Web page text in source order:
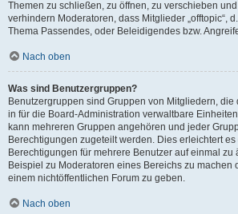
Themen zu schließen, zu öffnen, zu verschieben
verhindern Moderatoren, dass Mitglieder „offtopic“,
Thema Passendes, oder Beleidigendes bzw.
Nach oben
Was sind Benutzergruppen?
Benutzergruppen sind Gruppen von Mitgliedern,
in für die Board-Administration verwaltbare
kann mehreren Gruppen angehören und jeder
Berechtigungen zugeteilt werden. Dies erleichtert
Berechtigungen für mehrere Benutzer auf einmal zu
Beispiel zu Moderatoren eines Bereichs zu machen
einem nichtöffentlichen Forum zu geben.
Nach oben